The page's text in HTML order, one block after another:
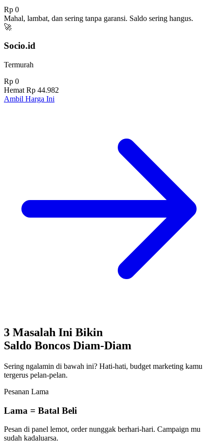
Rp 0
Mahal, lambat, dan sering tanpa garansi. Saldo sering hangus.
🚀
Socio.id
Termurah
Rp 0
Hemat Rp 44.982
Ambil Harga Ini
3 Masalah Ini Bikin
Saldo Boncos Diam-Diam
Sering ngalamin di bawah ini? Hati-hati, budget marketing kamu
tergerus pelan-pelan.
Pesanan Lama
Lama = Batal Beli
Pesan di panel lemot, order nunggak berhari-hari. Campaign mu
sudah kadaluarsa.